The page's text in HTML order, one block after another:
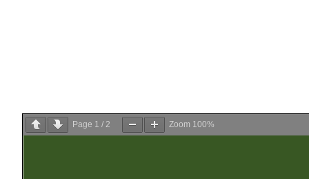
Page 1 /2 Zoom 100%